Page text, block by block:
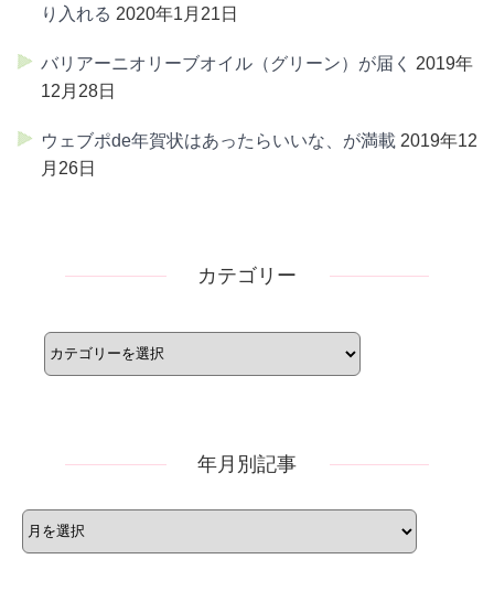
り入れる 2020年1月21日
バリアーニオリーブオイル（グリーン）が届く
2019年
12月28日
ウェブポde年賀状はあったらいいな、が満載 2019年12
月26日
カテゴリー
年月別記事